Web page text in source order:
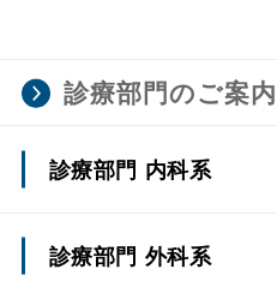
診療部門のご案内
診療部門 内科系
心臓・血管内科/循環器内科
診療部門 外科系